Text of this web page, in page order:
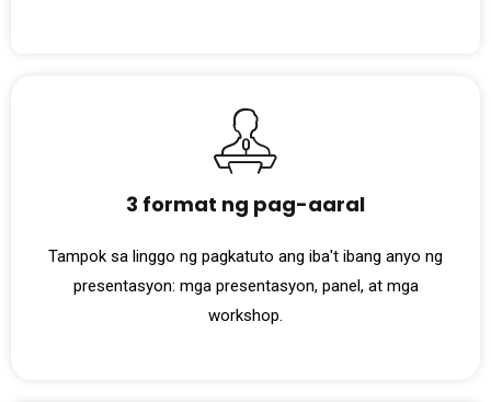
3 format ng pag-aaral
Tampok sa linggo ng pagkatuto ang iba't ibang anyo ng
presentasyon: mga presentasyon, panel, at mga
workshop.